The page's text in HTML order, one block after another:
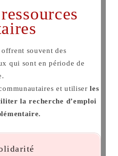
souvent des
qui sont en période de
et utiliserles
la recherche d’emploi